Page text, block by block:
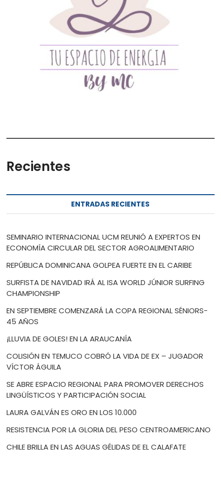
Recientes
ENTRADAS RECIENTES
SEMINARIO INTERNACIONAL UCM REUNIÓ A EXPERTOS EN
ECONOMÍA CIRCULAR DEL SECTOR AGROALIMENTARIO
REPÚBLICA DOMINICANA GOLPEA FUERTE EN EL CARIBE
SURFISTA DE NAVIDAD IRÁ AL ISA WORLD JÚNIOR SURFING
CHAMPIONSHIP
EN SEPTIEMBRE COMENZARÁ LA COPA REGIONAL SÉNIORS-
45 AÑOS
¡LLUVIA DE GOLES! EN LA ARAUCANÍA
COLISIÓN EN TEMUCO COBRÓ LA VIDA DE EX – JUGADOR
VÍCTOR ÁGUILA
SE ABRE ESPACIO REGIONAL PARA PROMOVER DERECHOS
LINGÜÍSTICOS Y PARTICIPACIÓN SOCIAL
LAURA GALVÁN ES ORO EN LOS 10.000
RESISTENCIA POR LA GLORIA DEL PESO CENTROAMERICANO
CHILE BRILLA EN LAS AGUAS GÉLIDAS DE EL CALAFATE